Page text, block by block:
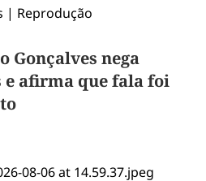
Gonçalves nega
e afirma que fala foi